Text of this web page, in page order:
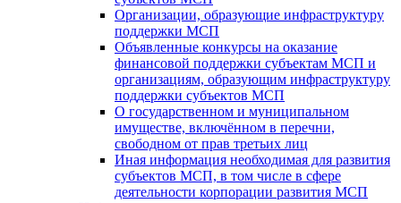
Организации, образующие инфраструктуру
поддержки МСП
Объявленные конкурсы на оказание
финансовой поддержки субъектам МСП и
организациям, образующим инфраструктуру
поддержки субъектов МСП
О государственном и муниципальном
имуществе, включённом в перечни,
свободном от прав третьих лиц
Иная информация необходимая для развития
субъектов МСП, в том числе в сфере
деятельности корпорации развития МСП